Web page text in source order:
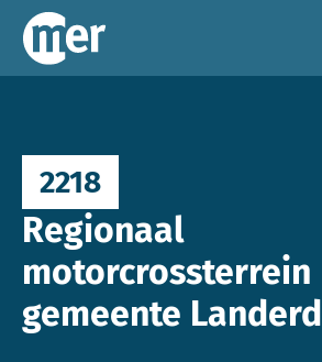
Commissie mer
2218
Regionaal
motorcrossterrein
gemeente Landerd